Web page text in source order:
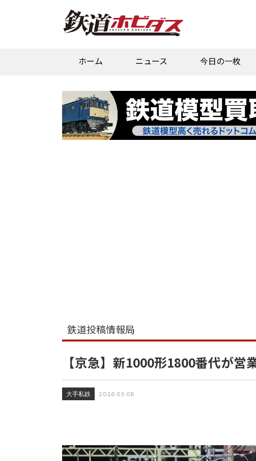
ホーム ニュース 今日の一枚
鉄道投稿情報局
【京急】新1000形1800番代が営
大手私鉄 2016.03.08